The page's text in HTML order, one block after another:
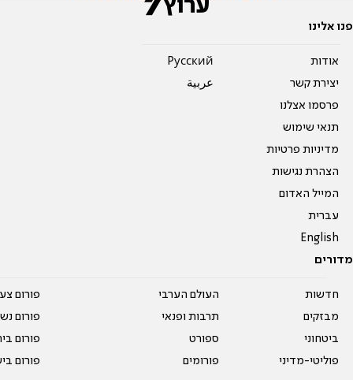
פנו אלינו
אודות
יצירת קשר
פרסמו אצלנו
תנאי שימוש
מדיניות פרטיות
הצהרת נגישות
המייל האדום
עברית
English
Pусский
عربية
מדורים
חדשות
מבזקים
ביטחוני
פוליטי-מדיני
העולם הערבי
תרבות ופנאי
ספורט
פורומים
פורום
פורום
פורום
פורום